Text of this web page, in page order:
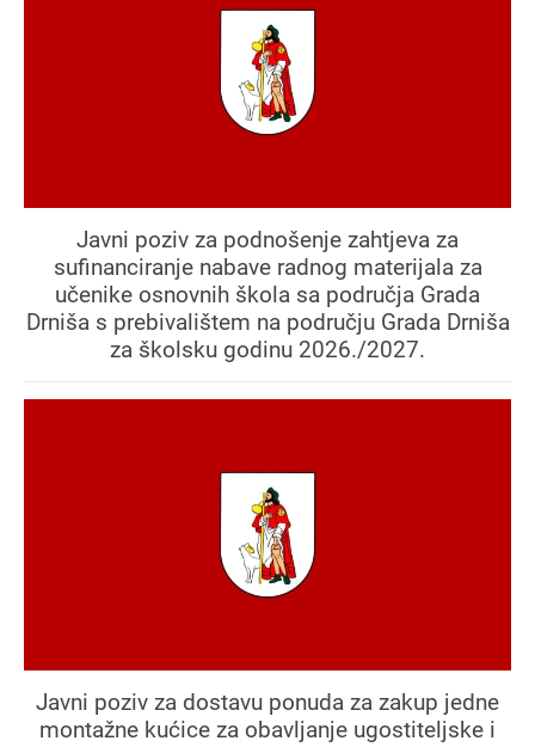
Javni poziv za podnošenje zahtjeva za
sufinanciranje nabave radnog materijala za
učenike osnovnih škola sa područja Grada
Drniša s prebivalištem na području Grada Drniša
za školsku godinu 2026./2027.
Javni poziv za dostavu ponuda za zakup jedne
montažne kućice za obavljanje ugostiteljske i